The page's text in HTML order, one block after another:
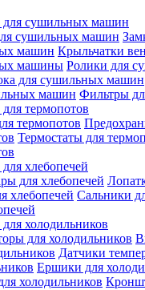
для сушильных машин
сушильных машин
машин Крыльчатки
машины Ролики для
для сушильных машин
машин Фильтры
для термопотов
термопотов
Термостаты для
для хлебопечей
для хлебопечей
хлебопечей Сальники
для холодильников
для холодильников
Датчики
Ершики для
холодильников